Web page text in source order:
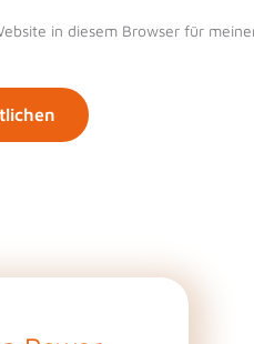
in diesem Browser für